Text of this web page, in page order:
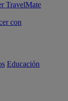
TravelMate
con
Educación